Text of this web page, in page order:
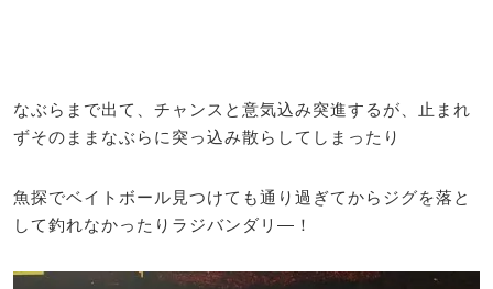
なぶらまで出て、チャンスと意気込み突進するが、止まれ
ずそのままなぶらに突っ込み散らしてしまったり
魚探でベイトボール見つけても通り過ぎてからジグを落と
して釣れなかったりラジバンダリ―！